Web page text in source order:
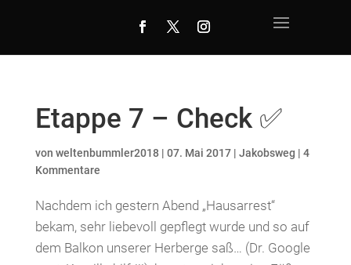
Etappe 7 – Check ✅
von weltenbummler2018| 07. Mai 2017| Jakobsweg | 4
Kommentare
Nachdem ich gestern Abend „Hausarrest“
bekam, sehr liebevoll gepflegt wurde und so auf
dem Balkon unserer Herberge saß… (Dr. Google